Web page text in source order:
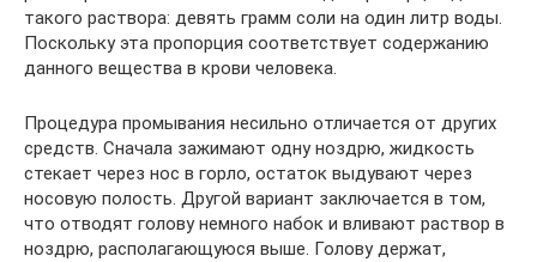
такого раствора: девять грамм соли на один литр воды.
Поскольку эта пропорция соответствует содержанию
данного вещества в крови человека.
Процедура промывания несильно отличается от других
средств. Сначала зажимают одну ноздрю, жидкость
стекает через нос в горло, остаток выдувают через
носовую полость. Другой вариант заключается в том,
что отводят голову немного набок и вливают раствор в
ноздрю, располагающуюся выше. Голову держат,